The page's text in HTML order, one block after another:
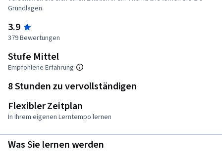
Grundlagen.
3.9
379 Bewertungen
Stufe Mittel
Empfohlene Erfahrung
8 Stunden zu vervollständigen
Flexibler Zeitplan
In Ihrem eigenen Lerntempo lernen
Was Sie lernen werden